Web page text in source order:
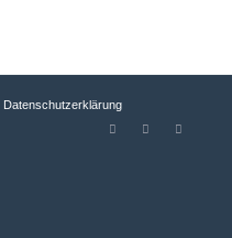
Datenschutzerklärung